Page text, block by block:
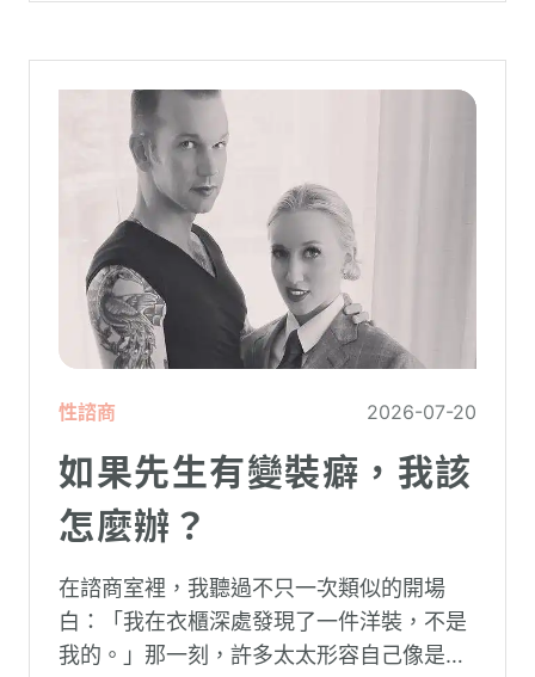
性諮商 2026-07-20
如果先生有變裝癖，我該
怎麼辦？
在諮商室裡，我聽過不只一次類似的開場
白：「我在衣櫃深處發現了一件洋裝，不是
我的。」那一刻，許多太太形容自己像是踩